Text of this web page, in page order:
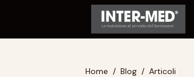
Home Blog Articoli